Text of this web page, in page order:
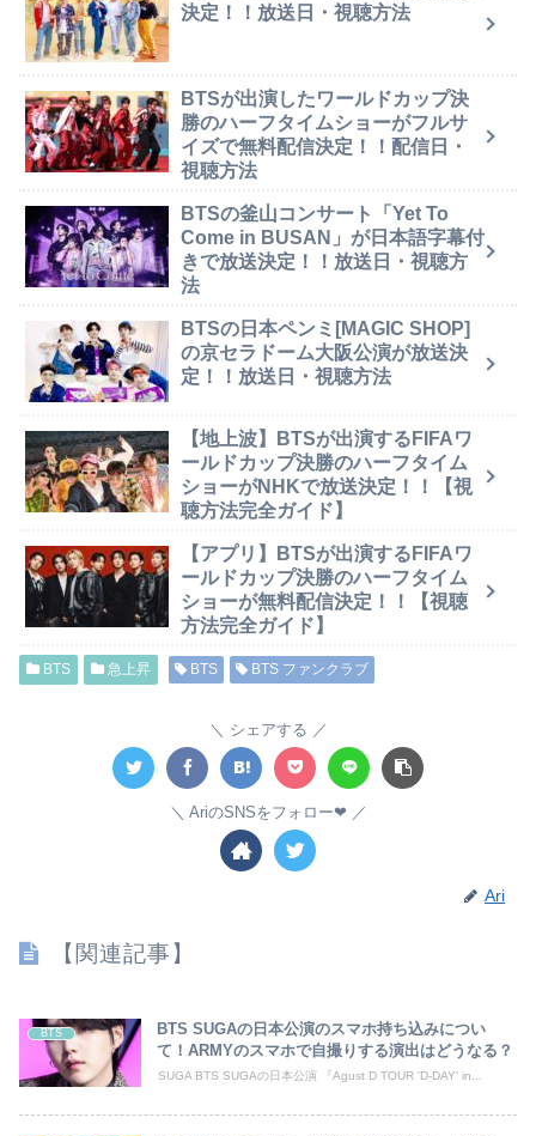
決定！！放送日・視聴方法
BTSが出演したワールドカップ決
勝のハーフタイムショーがフルサ
イズで無料配信決定！！配信日・
視聴方法
BTSの釜山コンサート「Yet To
Come in BUSAN」が日本語字幕付
きで放送決定！！放送日・視聴方
法
BTSの日本ペンミ[MAGIC SHOP]
の京セラドーム大阪公演が放送決
定！！放送日・視聴方法
【地上波】BTSが出演するFIFAワ
ールドカップ決勝のハーフタイム
ショーがNHKで放送決定！！【視
聴方法完全ガイド】
【アプリ】BTSが出演するFIFAワ
ールドカップ決勝のハーフタイム
ショーが無料配信決定！！【視聴
方法完全ガイド】
BTS 急上昇 BTS BTS ファンクラブ
シェアする
AriのSNSをフォロー❤︎
Ari
【関連記事】
BTS
BTS SUGAの日本公演のスマホ持ち込みについ
て！ARMYのスマホで自撮りする演出はどうなる？
SUGA BTS SUGAの日本公演 『Agust D TOUR 'D-DAY' in...